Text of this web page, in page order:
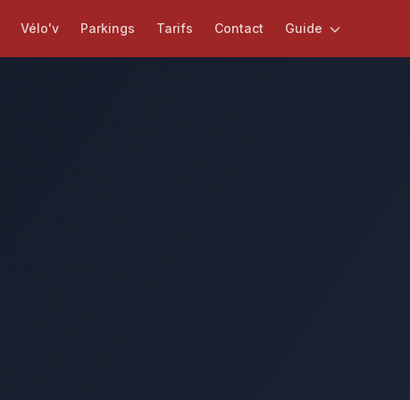
Vélo'v Parkings Tarifs Contact Guide